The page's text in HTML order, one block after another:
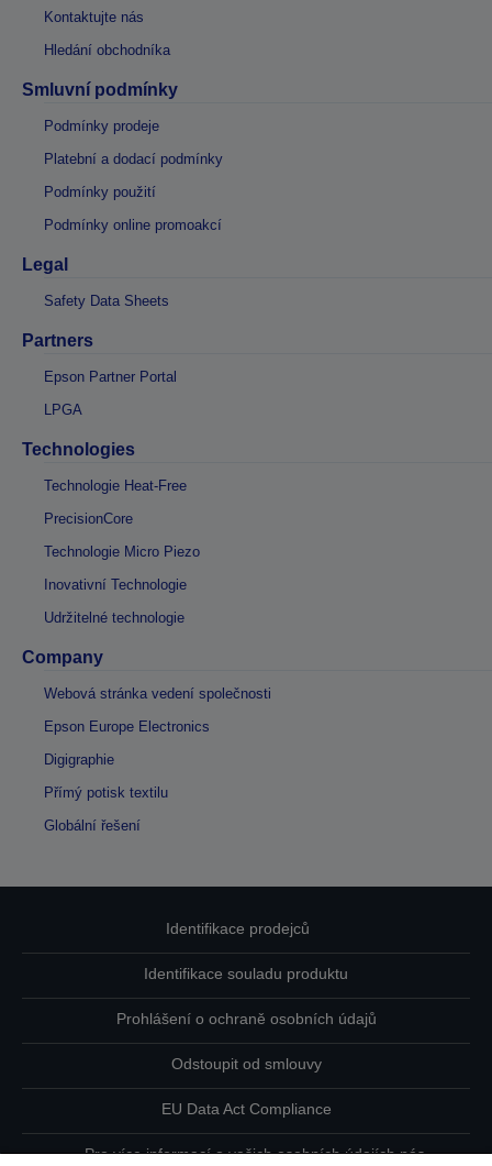
Kontaktujte nás
Hledání obchodníka
Smluvní podmínky
Podmínky prodeje
Platební a dodací podmínky
Podmínky použití
Podmínky online promoakcí
Legal
Safety Data Sheets
Partners
Epson Partner Portal
LPGA
Technologies
Technologie Heat-Free
PrecisionCore
Technologie Micro Piezo
Inovativní Technologie
Udržitelné technologie
Company
Webová stránka vedení společnosti
Epson Europe Electronics
Digigraphie
Přímý potisk textilu
Globální řešení
Identifikace prodejců
Identifikace souladu produktu
Prohlášení o ochraně osobních údajů
Odstoupit od smlouvy
EU Data Act Compliance
Pro více informací o vašich osobních údajích nás